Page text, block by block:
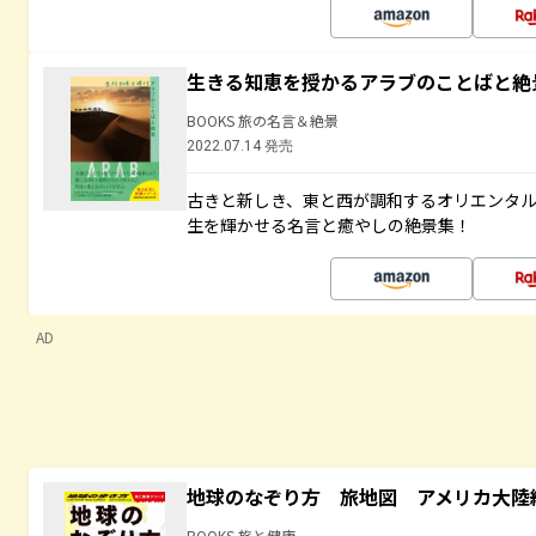
生きる知恵を授かるアラブのことばと
BOOKS 旅の名言＆絶景
2022.07.14 発売
古きと新しき、東と西が調和するオリエンタ
生を輝かせる名言と癒やしの絶景集！
AD
地球のなぞり方 旅地図 アメリカ大陸